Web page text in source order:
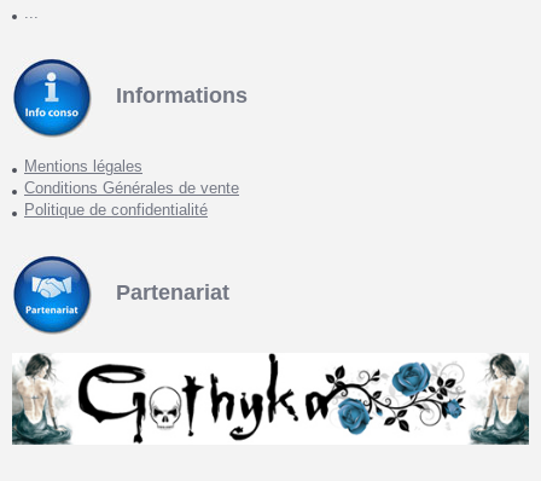
...
Informations
Mentions légales
Conditions Générales de vente
Politique de confidentialité
Partenariat